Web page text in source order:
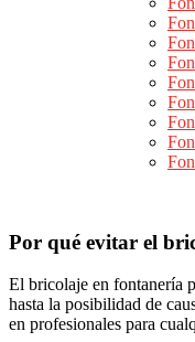
Por qué evitar el
El bricolaje en fontanería
hasta la posibilidad de
en profesionales para